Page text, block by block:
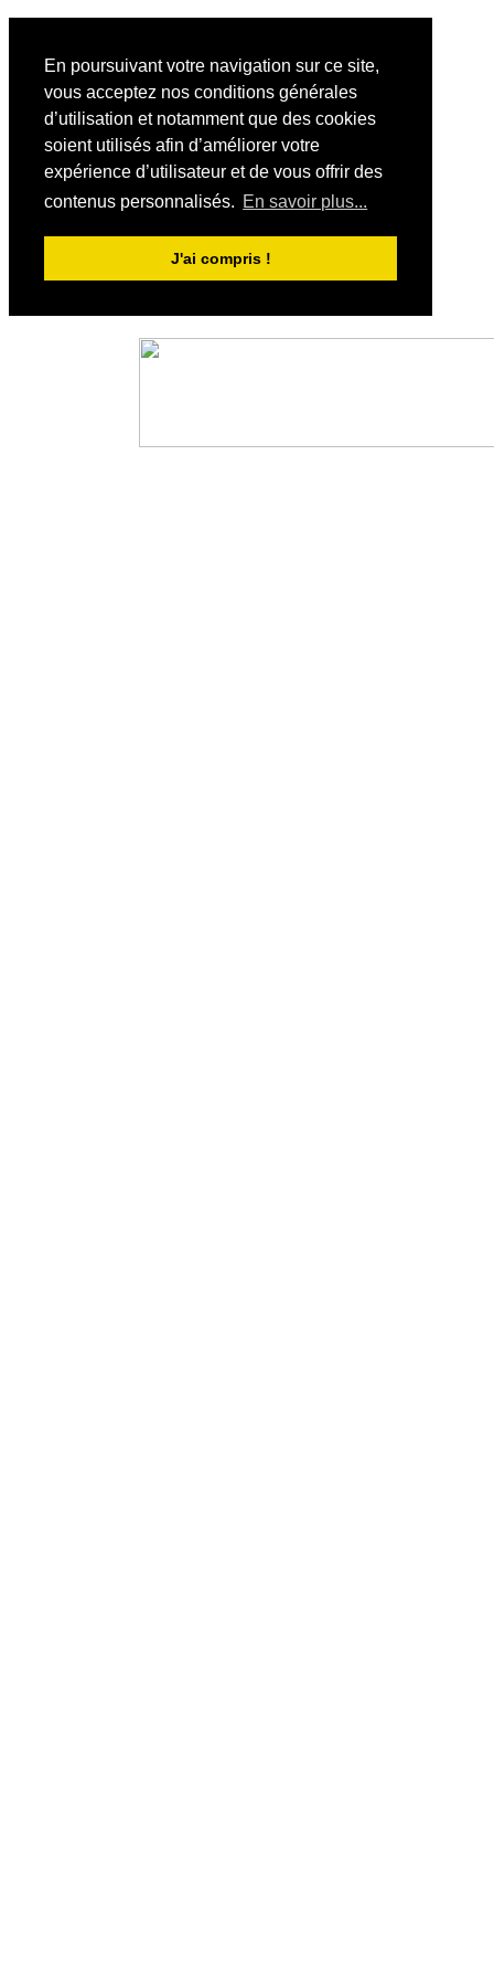
En poursuivant votre navigation sur ce site,
vous acceptez nos conditions générales
d’utilisation et notamment que des cookies
soient utilisés afin d’améliorer votre
expérience d’utilisateur et de vous offrir des
contenus personnalisés. En savoir plus...
J'ai compris !